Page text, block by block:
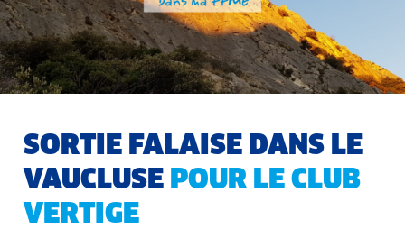
SORTIE FALAISE DANS LE
VAUCLUSE POUR LE CLUB
VERTIGE